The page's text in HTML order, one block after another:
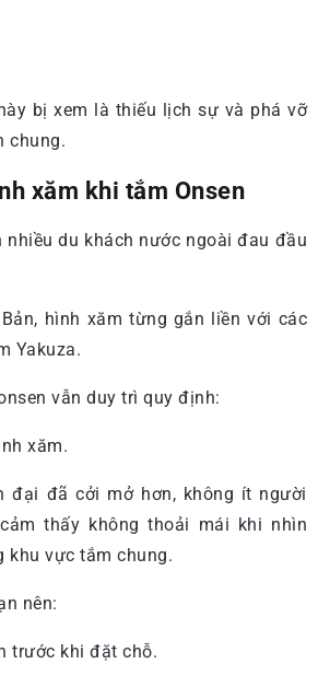
bị xem là thiếu lịch sự và phá vỡ
chung.
xăm khi tắm Onsen
du khách nước ngoài đau đầu
hình xăm từng gắn liền với các
Yakuza.
vẫn duy trì quy định:
xăm.
đại đã cởi mở hơn, không ít người
thấy không thoải mái khi nhìn
khu vực tắm chung.
nên:
trước khi đặt chỗ.